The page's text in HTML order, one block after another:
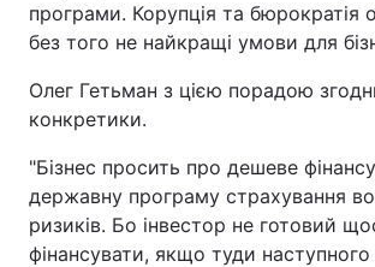
програми. Корупція та
без того не найкращі умови для
Олег Гетьман з цією порадою
конкретики.
"Бізнес просить про дешеве
державну програму страхування
ризиків. Бо інвестор не готовий
фінансувати, якщо туди